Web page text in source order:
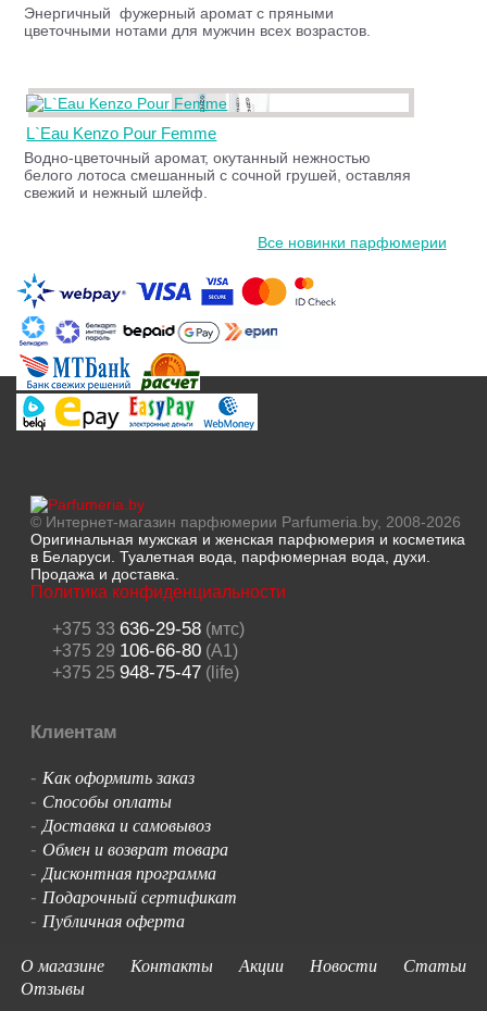
Энергичный фужерный аромат с пряными
цветочными нотами для мужчин всех возрастов.
L`Eau Kenzo Pour Femme
Водно-цветочный аромат, окутанный нежностью
белого лотоса смешанный с сочной грушей, оставляя
свежий и нежный шлейф.
Все новинки парфюмерии
© Интернет-магазин парфюмерии Parfumeria.by, 2008-2026
Оригинальная мужская и женская парфюмерия и косметика
в Беларуси. Туалетная вода, парфюмерная вода, духи.
Продажа и доставка.
Политика конфиденциальности
+375 33 636-29-58(мтс)
+375 29 106-66-80(A1)
+375 25 948-75-47(life)
Клиентам
- Как оформить заказ
- Способы оплаты
-Доставка и самовывоз
- Обмен и возврат товара
-Дисконтная программа
- Подарочный сертификат
- Публичная оферта
О магазине
Контакты Акции Новости
Статьи
Отзывы